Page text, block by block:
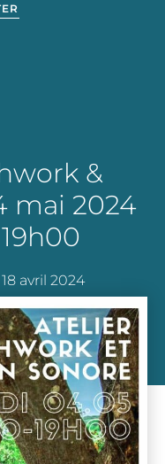
&
mai 2024
18 avril 2024